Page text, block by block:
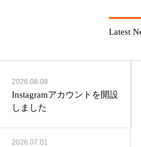
Latest
2026.08.08
Instagramアカウントを開設
しました
2026.07.01